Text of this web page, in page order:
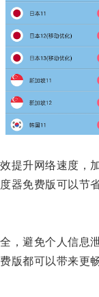
升网络速度，加
免费版可以节省
避免个人信息泄
都可以带来更畅